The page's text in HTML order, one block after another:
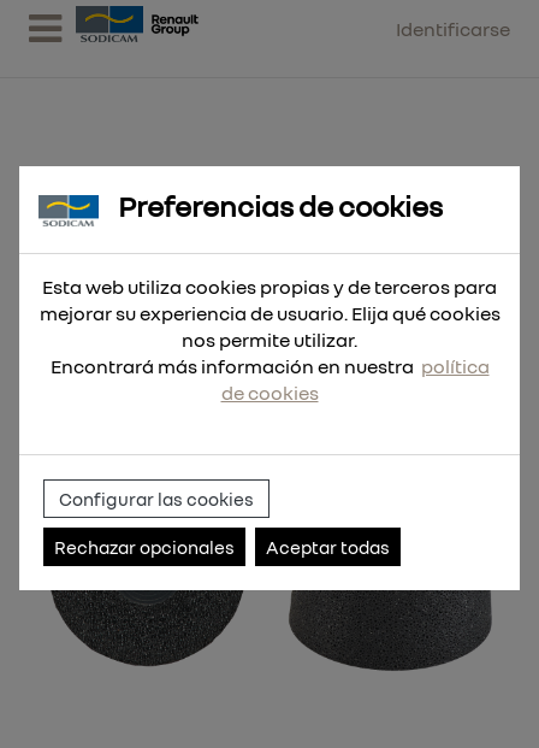
Identificarse
5 pares de almohadillas de
repuesto de espuma con
Preferencias de cookies
Esta web utiliza cookies propias y de terceros para
mejorar su experiencia de usuario. Elija qué cookies
nos permite utilizar.
Encontrará más información en nuestra política
de cookies
Configurar las cookies
Rechazar opcionales Aceptar todas